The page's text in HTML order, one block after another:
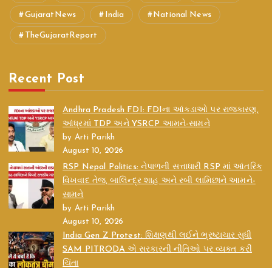
GujaratNews India National News
TheGujaratReport
Recent Post
Andhra Pradesh FDI: FDIના આંકડાઓ પર રાજકારણ,
આંધ્રમાં TDP અને YSRCP આમને-સામને
by Arti Parikh
August 10, 2026
RSP Nepal Politics: નેપાળની સત્તાધારી RSP માં આંતરિક
વિખવાદ તેજ, બાલિન્દ્ર શાહ અને રબી લામિછાને આમને-
સામને
by Arti Parikh
August 10, 2026
India Gen Z Protest: શિક્ષણથી લઈને ભ્રષ્ટાચાર સુધી
SAM PITRODA એ સરકારની નીતિઓ પર વ્યક્ત કરી
ચિંતા